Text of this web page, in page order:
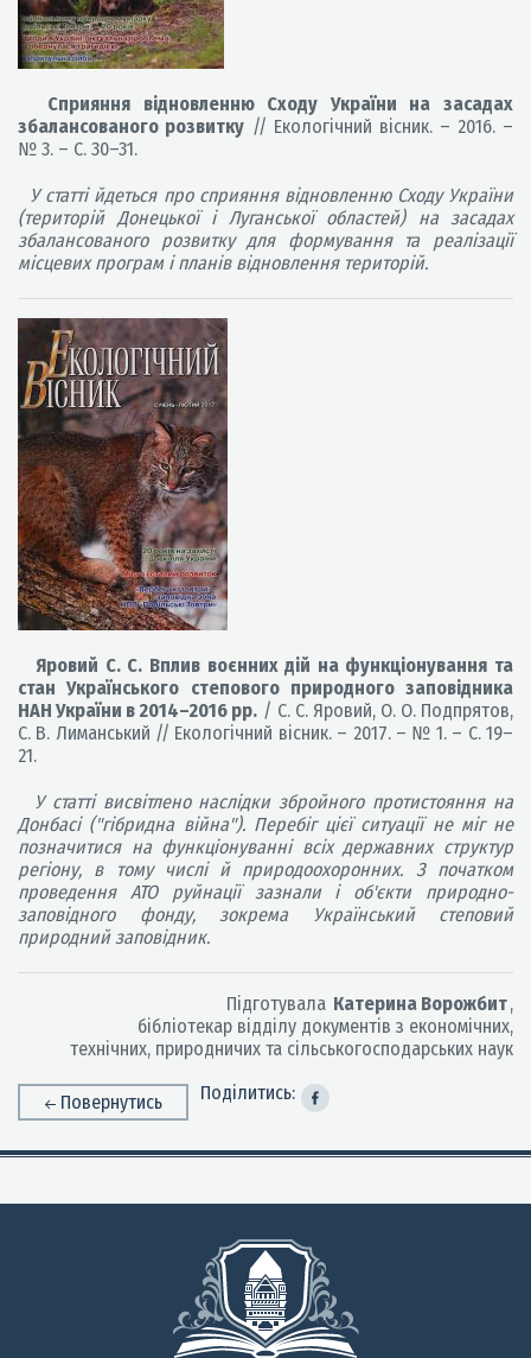
Сприяння відновленню Сходу України на засадах
збалансованого розвитку // Екологічний вісник. – 2016. –
№ 3. – С. 30–31.
У статті йдеться про сприяння відновленню Сходу України
(територій Донецької і Луганської областей) на засадах
збалансованого розвитку для формування та реалізації
місцевих програм і планів відновлення територій.
Яровий С. С. Вплив воєнних дій на функціонування та
стан Українського степового природного заповідника
НАН України в 2014–2016 рр. / С. С. Яровий, О. О. Подпрятов,
С. В. Лиманський // Екологічний вісник. – 2017. – № 1. – С. 19–
21.
У статті висвітлено наслідки збройного протистояння на
Донбасі ("гібридна війна"). Перебіг цієї ситуації не міг не
позначитися на функціонуванні всіх державних структур
регіону, в тому числі й природоохоронних. З початком
проведення АТО руйнації зазнали і об'єкти природно-
заповідного фонду, зокрема Український степовий
природний заповідник.
Підготувала Катерина Ворожбит,
бібліотекар відділу документів з економічних,
технічних, природничих та сільськогосподарських наук
Повернутись Поділитись: